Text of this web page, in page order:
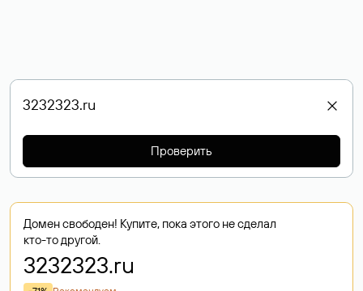
Проверить
Домен свободен! Купите, пока этого не сделал
кто-то другой.
3232323.ru